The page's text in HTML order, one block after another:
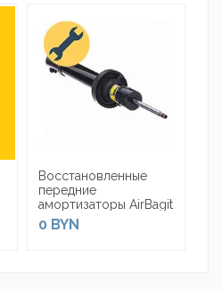
Восстановленные
передние
амортизаторы AirBagit
для Jaguar F-Pace
(2016-н.в.)
0 BYN